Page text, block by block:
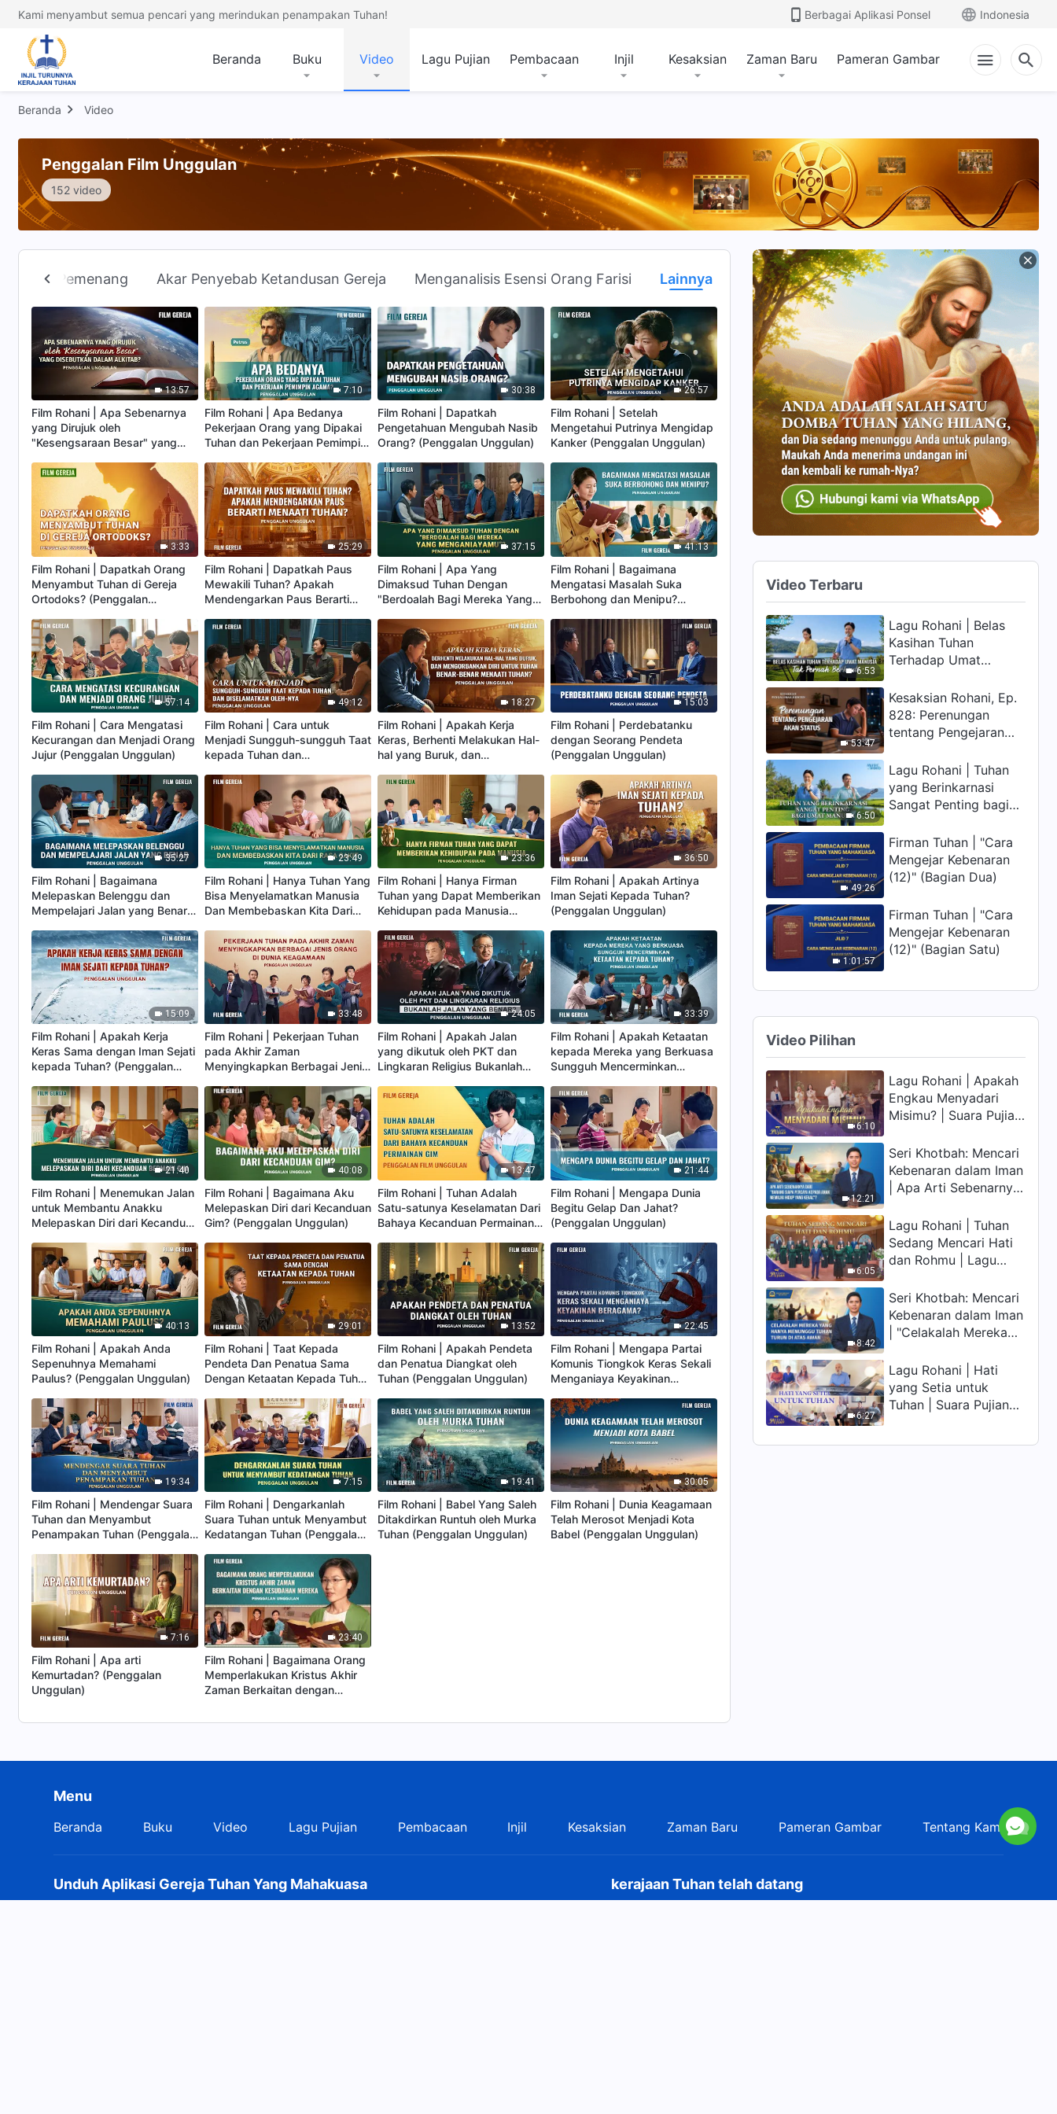
Kami menyambut semua pencari yang merindukan penampakan Tuhan! Berbagai Aplikasi Ponsel Indonesia
Beranda Buku Video Lagu Pujian Pembacaan Injil Kesaksian Zaman Baru Pameran Gambar
Beranda Video
Penggalan Film Unggulan
152 video
Sang Pemenang Akar Penyebab Ketandusan Gereja Menganalisis Esensi Orang Farisi Lainnya
13:57
Film Rohani | Apa Sebenarnya
yang Dirujuk oleh
"Kesengsaraan Besar" yang
(Penggalan Unggulan)
7:10
Film Rohani | Apa Bedanya
Pekerjaan Orang yang Dipakai
Tuhan dan Pekerjaan Pemimpin
30:38
Film Rohani | Dapatkah
Pengetahuan Mengubah Nasib
Orang? (Penggalan Unggulan)
26:57
Film Rohani | Setelah
Mengetahui Putrinya Mengidap
Kanker (Penggalan Unggulan)
3:33
Film Rohani | Dapatkah Orang
Menyambut Tuhan di Gereja
Ortodoks? (Penggalan
25:29
Film Rohani | Dapatkah Paus
Mewakili Tuhan? Apakah
Mendengarkan Paus Berarti
Unggulan)
37:15
Film Rohani | Apa Yang
Dimaksud Tuhan Dengan
"Berdoalah Bagi Mereka Yang
Unggulan)
41:13
Film Rohani | Bagaimana
Mengatasi Masalah Suka
Berbohong dan Menipu?
57:14
Film Rohani | Cara Mengatasi
Kecurangan dan Menjadi Orang
Jujur (Penggalan Unggulan)
49:12
Film Rohani | Cara untuk
Menjadi Sungguh-sungguh Taat
kepada Tuhan dan
(Penggalan Unggulan)
18:27
Film Rohani | Apakah Kerja
Keras, Berhenti Melakukan Hal-
hal yang Buruk, dan
Benar-benar Menaati Tuhan?
(Penggalan Unggulan)
15:03
Film Rohani | Perdebatanku
dengan Seorang Pendeta
(Penggalan Unggulan)
35:27
Film Rohani | Bagaimana
Melepaskan Belenggu dan
Mempelajari Jalan yang Benar
23:49
Film Rohani | Hanya Tuhan Yang
Bisa Menyelamatkan Manusia
Dan Membebaskan Kita Dari
Unggulan)
23:36
Film Rohani | Hanya Firman
Tuhan yang Dapat Memberikan
Kehidupan pada Manusia
36:50
Film Rohani | Apakah Artinya
Iman Sejati Kepada Tuhan?
(Penggalan Unggulan)
15:09
Film Rohani | Apakah Kerja
Keras Sama dengan Iman Sejati
kepada Tuhan? (Penggalan
33:48
Film Rohani | Pekerjaan Tuhan
pada Akhir Zaman
Menyingkapkan Berbagai Jenis
(Penggalan Unggulan)
24:05
Film Rohani | Apakah Jalan
yang dikutuk oleh PKT dan
Lingkaran Religius Bukanlah
Unggulan)
33:39
Film Rohani | Apakah Ketaatan
kepada Mereka yang Berkuasa
Sungguh Mencerminkan
(Penggalan Unggulan)
21:40
Film Rohani | Menemukan Jalan
untuk Membantu Anakku
Melepaskan Diri dari Kecanduan
Unggulan)
40:08
Film Rohani | Bagaimana Aku
Melepaskan Diri dari Kecanduan
Gim? (Penggalan Unggulan)
13:47
Film Rohani | Tuhan Adalah
Satu-satunya Keselamatan Dari
Bahaya Kecanduan Permainan
21:44
Film Rohani | Mengapa Dunia
Begitu Gelap Dan Jahat?
(Penggalan Unggulan)
40:13
Film Rohani | Apakah Anda
Sepenuhnya Memahami
Paulus? (Penggalan Unggulan)
29:01
Film Rohani | Taat Kepada
Pendeta Dan Penatua Sama
Dengan Ketaatan Kepada Tuhan
13:52
Film Rohani | Apakah Pendeta
dan Penatua Diangkat oleh
Tuhan (Penggalan Unggulan)
22:45
Film Rohani | Mengapa Partai
Komunis Tiongkok Keras Sekali
Menganiaya Keyakinan
Unggulan)
19:34
Film Rohani | Mendengar Suara
Tuhan dan Menyambut
Penampakan Tuhan (Penggalan
7:15
Film Rohani | Dengarkanlah
Suara Tuhan untuk Menyambut
Kedatangan Tuhan (Penggalan
19:41
Film Rohani | Babel Yang Saleh
Ditakdirkan Runtuh oleh Murka
Tuhan (Penggalan Unggulan)
30:05
Film Rohani | Dunia Keagamaan
Telah Merosot Menjadi Kota
Babel (Penggalan Unggulan)
7:16
Film Rohani | Apa arti
Kemurtadan? (Penggalan
Unggulan)
23:40
Film Rohani | Bagaimana Orang
Memperlakukan Kristus Akhir
Zaman Berkaitan dengan
Unggulan)
Video Terbaru
6:53
Lagu Rohani | Belas
Kasihan Tuhan
Terhadap Umat
Berhenti
53:47
Kesaksian Rohani, Ep.
828: Perenungan
tentang Pengejaran
6:50
Lagu Rohani | Tuhan
yang Berinkarnasi
Sangat Penting bagi
49:26
Firman Tuhan | "Cara
Mengejar Kebenaran
(12)" (Bagian Dua)
1:01:57
Firman Tuhan | "Cara
Mengejar Kebenaran
(12)" (Bagian Satu)
Video Pilihan
6:10
Lagu Rohani | Apakah
Engkau Menyadari
Misimu? | Suara Pujian
12:21
Seri Khotbah: Mencari
Kebenaran dalam Iman
| Apa Arti Sebenarnya
percaya kepada Anak
memiliki hidup yang
kekal"?
6:05
Lagu Rohani | Tuhan
Sedang Mencari Hati
dan Rohmu | Lagu
Suara Pujian 2026
8:42
Seri Khotbah: Mencari
Kebenaran dalam Iman
| "Celakalah Mereka
Tuhan Turun di Atas
Awan"
6:27
Lagu Rohani | Hati
yang Setia untuk
Tuhan | Suara Pujian
Menu
Beranda Buku Video Lagu Pujian Pembacaan Injil Kesaksian Zaman Baru Pameran Gambar Tentang Kami
Unduh Aplikasi Gereja Tuhan Yang Mahakuasa kerajaan Tuhan telah datang